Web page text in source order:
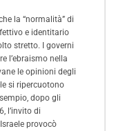
la “normalità” di
e identitario
stretto. I governi
l’ebraismo nella
le opinioni degli
si ripercuotono
dopo gli
l’invito di
provocò